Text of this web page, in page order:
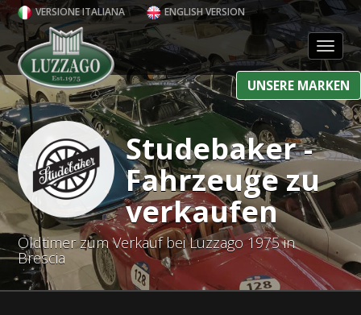
VERSIONE ITALIANA ENGLISH VERSION
UNSERE MARKEN
Studebaker -
Fahrzeuge zu
verkaufen
Oldtimer zum Verkauf bei Luzzago 1975 in
Brescia